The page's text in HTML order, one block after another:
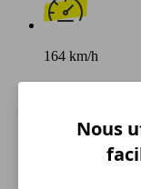
164 km/h
Vitesse
Nous